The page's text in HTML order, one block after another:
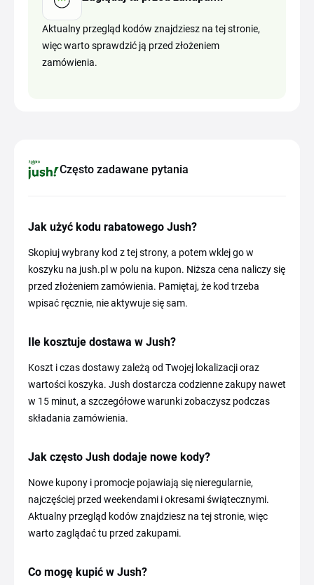
Aktualny przegląd kodów znajdziesz na tej stronie,
więc warto sprawdzić ją przed złożeniem
zamówienia.
Często zadawane pytania
Jak użyć kodu rabatowego Jush?
Skopiuj wybrany kod z tej strony, a potem wklej go w
koszyku na jush.pl w polu na kupon. Niższa cena naliczy się
przed złożeniem zamówienia. Pamiętaj, że kod trzeba
wpisać ręcznie, nie aktywuje się sam.
Ile kosztuje dostawa w Jush?
Koszt i czas dostawy zależą od Twojej lokalizacji oraz
wartości koszyka. Jush dostarcza codzienne zakupy nawet
w 15 minut, a szczegółowe warunki zobaczysz podczas
składania zamówienia.
Jak często Jush dodaje nowe kody?
Nowe kupony i promocje pojawiają się nieregularnie,
najczęściej przed weekendami i okresami świątecznymi.
Aktualny przegląd kodów znajdziesz na tej stronie, więc
warto zaglądać tu przed zakupami.
Co mogę kupić w Jush?